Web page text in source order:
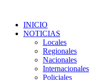
INICIO
NOTICIAS
Locales
Regionales
Nacionales
Internacionales
Policiales